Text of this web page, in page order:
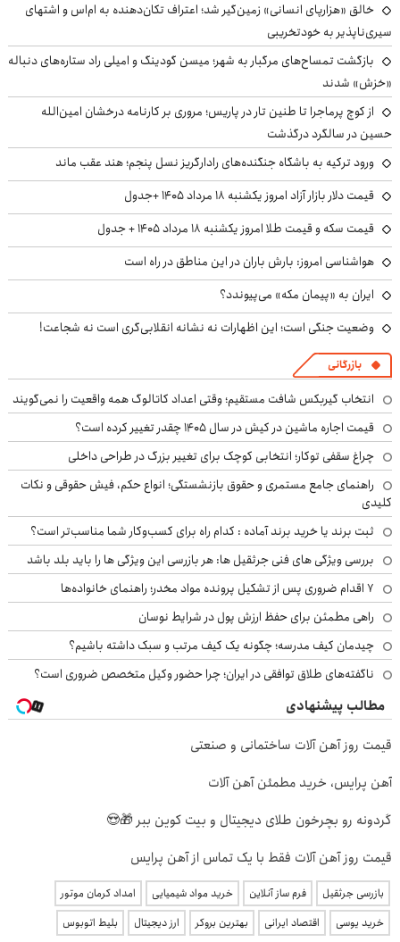
خالق «هزارپای انسانی» زمین‌گیر شد؛ اعتراف تکان‌دهنده به ام‌اس و اشتهای
سیری‌ناپذیر به خودتخریبی
بازگشت تمساح‌های مرگبار به شهر؛ میسن گودینگ و امیلی راد ستاره‌های دنباله
«خزش» شدند
از کوچ‌ پرماجرا تا طنین تار در پاریس؛ مروری بر کارنامه درخشان امین‌الله
حسین در سالگرد درگذشت
ورود ترکیه به باشگاه جنگنده‌های رادارگریز نسل پنجم؛ هند عقب ماند
قیمت دلار بازار آزاد امروز یکشنبه ۱۸ مرداد ۱۴۰۵ +جدول
قیمت سکه و قیمت طلا امروز یکشنبه ۱۸ مرداد ۱۴۰۵ + جدول
هواشناسی امروز: بارش باران در این مناطق در راه است
ایران به «پیمان مکه» می‌پیوندد؟
وضعیت جنگی است؛ این اظهارات نه نشانه انقلابی‌گری است نه شجاعت!
بازرگانی
انتخاب گیربکس شافت مستقیم؛ وقتی اعداد کاتالوگ همه واقعیت را نمی‌گویند
قیمت اجاره ماشین در کیش در سال ۱۴۰۵ چقدر تغییر کرده است؟
چراغ سقفی توکار؛ انتخابی کوچک برای تغییر بزرگ در طراحی داخلی
راهنمای جامع مستمری و حقوق بازنشستگی؛ انواع حکم، فیش حقوقی و نکات
کلیدی
ثبت برند یا خرید برند آماده : کدام راه برای کسب‌وکار شما مناسب‌تر است؟
بررسی ویژگی های فنی جرثقیل ها: هر بازرسی این ویژگی ها را باید بلد باشد
۷ اقدام ضروری پس از تشکیل پرونده مواد مخدر؛ راهنمای خانواده‌ها
راهی مطمئن برای حفظ ارزش پول در شرایط نوسان
چیدمان کیف مدرسه؛ چگونه یک کیف مرتب و سبک داشته باشیم؟
ناگفته‌های طلاق توافقی در ایران؛ چرا حضور وکیل متخصص ضروری است؟
مطالب پیشنهادی
قیمت روز آهن آلات ساختمانی و صنعتی
آهن پرایس، خرید مطمئن آهن آلات
گردونه رو بچرخون طلای دیجیتال و بیت کوین ببر 🎁😍
قیمت روز آهن آلات فقط با یک تماس از آهن پرایس
بازرسی جرثقیل فرم ساز آنلاین خرید مواد شیمیایی
امداد کرمان موتور
خرید یوسی
اقتصاد ایرانی بهترین بروکر ارز دیجیتال بلیط اتوبوس